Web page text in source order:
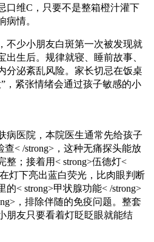
口维C，只要不是整箱橙汁灌下
病情。
不少小朋友白斑第一次被发现就
出生后。规律就寝、睡前故事、
分泌紊乱风险。家长切忌在饭桌
，紧张情绪会通过孩子敏感的小
病医院，本院医生通常先给孩子
查< /strong>，这种无痛探头能放
整；接着用< strong>伍德灯<
灯下亮出蓝白荧光，比肉眼判断
< strong>甲状腺功能< /strong>
，排除伴随的免疫问题。整套
朋友只要看着灯眨眨眼就能结